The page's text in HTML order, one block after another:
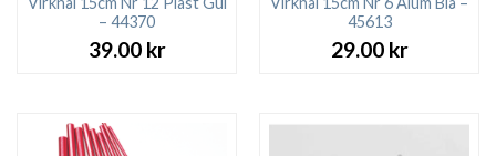
– 44370
39.00 kr
45613
29.00 kr